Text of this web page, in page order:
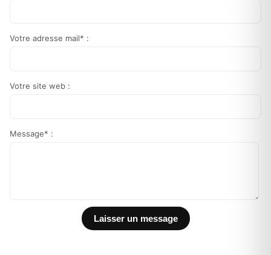
Votre adresse mail* :
Votre site web :
Message* :